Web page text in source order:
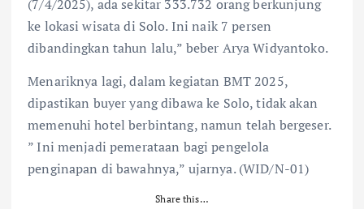
(7/4/2025), ada sekitar 333.732 orang berkunjung
ke lokasi wisata di Solo. Ini naik 7 persen
dibandingkan tahun lalu,” beber Arya Widyantoko.
Menariknya lagi, dalam kegiatan BMT 2025,
dipastikan buyer yang dibawa ke Solo, tidak akan
memenuhi hotel berbintang, namun telah bergeser.
” Ini menjadi pemerataan bagi pengelola
penginapan di bawahnya,” ujarnya. (WID/N-01)
Share this…